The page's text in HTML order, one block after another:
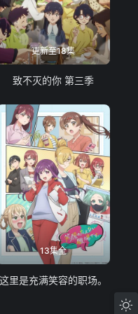
更新至18集
致不灭的你 第三季
13集全
这里是充满笑容的职场。